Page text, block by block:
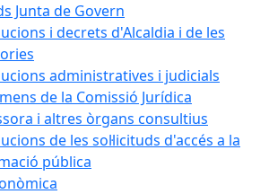
Junta de Govern
i decrets d'Alcaldia i de les
administratives i judicials
de la Comissió Jurídica
i altres òrgans consultius
de les sol·licituds d'accés a la
pública